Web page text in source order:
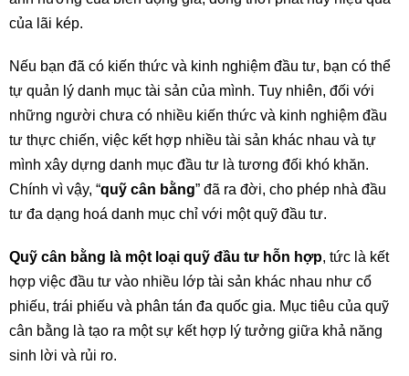
của lãi kép.
Nếu bạn đã có kiến thức và kinh nghiệm đầu tư, bạn có thể
tự quản lý danh mục tài sản của mình. Tuy nhiên, đối với
những người chưa có nhiều kiến thức và kinh nghiệm đầu
tư thực chiến, việc kết hợp nhiều tài sản khác nhau và tự
mình xây dựng danh mục đầu tư là tương đối khó khăn.
Chính vì vậy, “quỹ cân bằng” đã ra đời, cho phép nhà đầu
tư đa dạng hoá danh mục chỉ với một quỹ đầu tư.
Quỹ cân bằng là một loại quỹ đầu tư hỗn hợp, tức là kết
hợp việc đầu tư vào nhiều lớp tài sản khác nhau như cổ
phiếu, trái phiếu và phân tán đa quốc gia. Mục tiêu của quỹ
cân bằng là tạo ra một sự kết hợp lý tưởng giữa khả năng
sinh lời và rủi ro.